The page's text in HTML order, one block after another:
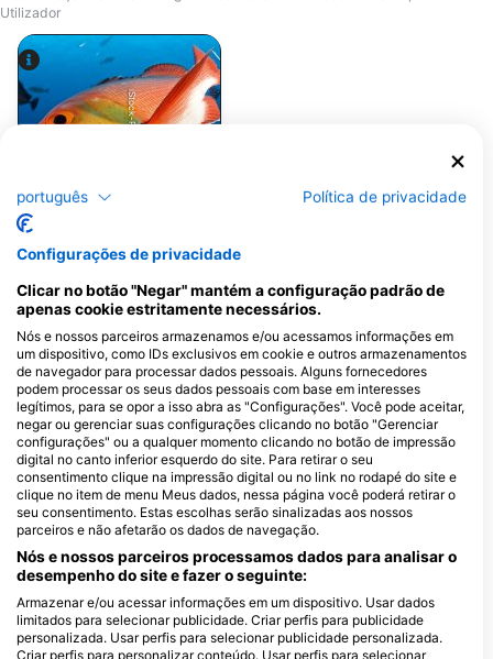
Utilizador
iStock-Rainer von Brandis
Avistamentos
J F M A M J J A S O N D
Centros de mergulho que servem este
local de mergulho
Global Dive
52 Remuera Road, 1050 Auckland,
Nova ZelÂndia
Paihia Dive
35 Williams Road, 0247 Paihia,
português Política de privacidade
Configurações de privacidade
Clicar no botão "Negar" mantém a configuração padrão de
apenas cookie estritamente necessários.
Nós e nossos parceiros armazenamos e/ou acessamos informações em
um dispositivo, como IDs exclusivos em cookie e outros armazenamentos
de navegador para processar dados pessoais. Alguns fornecedores
podem processar os seus dados pessoais com base em interesses
legítimos, para se opor a isso abra as "Configurações". Você pode aceitar,
negar ou gerenciar suas configurações clicando no botão "Gerenciar
configurações" ou a qualquer momento clicando no botão de impressão
digital no canto inferior esquerdo do site. Para retirar o seu
consentimento clique na impressão digital ou no link no rodapé do site e
clique no item de menu Meus dados, nessa página você poderá retirar o
seu consentimento. Estas escolhas serão sinalizadas aos nossos
parceiros e não afetarão os dados de navegação.
Nós e nossos parceiros processamos dados para analisar o
desempenho do site e fazer o seguinte:
Armazenar e/ou acessar informações em um dispositivo. Usar dados
limitados para selecionar publicidade. Criar perfis para publicidade
personalizada. Usar perfis para selecionar publicidade personalizada.
Criar perfis para personalizar conteúdo. Usar perfis para selecionar